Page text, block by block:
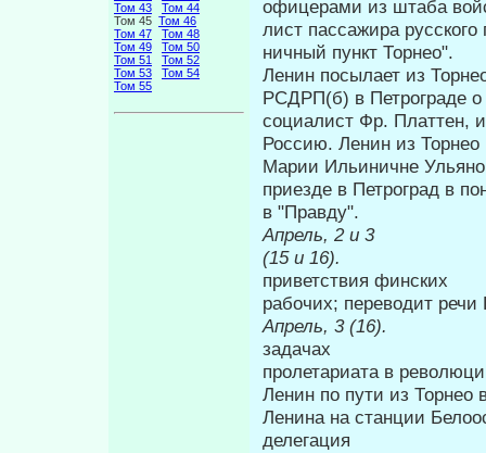
Том 43
Том 44
Том 45 Том 46
Том 47
Том 48
Том 49
Том 50
Том 51
Том 52
Том 53
Том 54
Том 55
офицерами из штаба
лист пассажира
ничный пункт Торнео".
Ленин посылает из
РСДРП(б) в Петрограде
социалист Фр. Платтен, и
Россию. Ленин из
Марии Ильиничне
приезде в Петроград в
в "Правду".
Апрель, 2 и
(15 и
приветствия финских
рабочих; переводит речи
Апрель, 3
задачах
пролетариата в
Ленин по пути из Торнео
Ленина на станции
делегация